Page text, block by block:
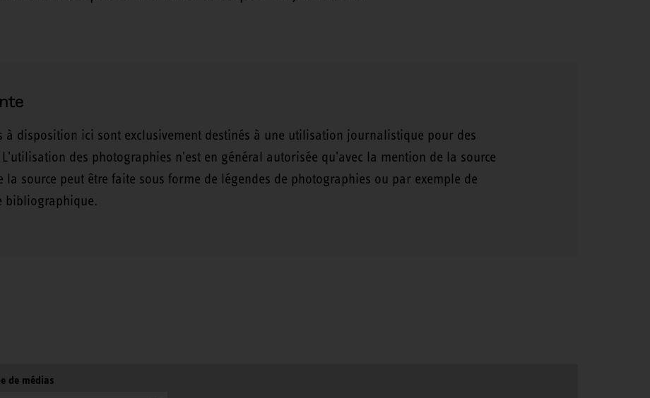
à disposition ici sont exclusivement destinés à une utilisation journalistique pour des
des photographies n'est en général autorisée qu'avec la mention de la source
la source peut être faite sous forme de légendes de photographies ou par exemple de
bibliographique.
de médias